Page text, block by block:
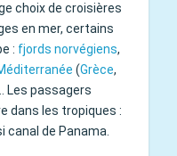
choix de croisières
en mer, certains
: fjords norvégiens,
(Grèce,
Les passagers
dans les tropiques :
canal de Panama.